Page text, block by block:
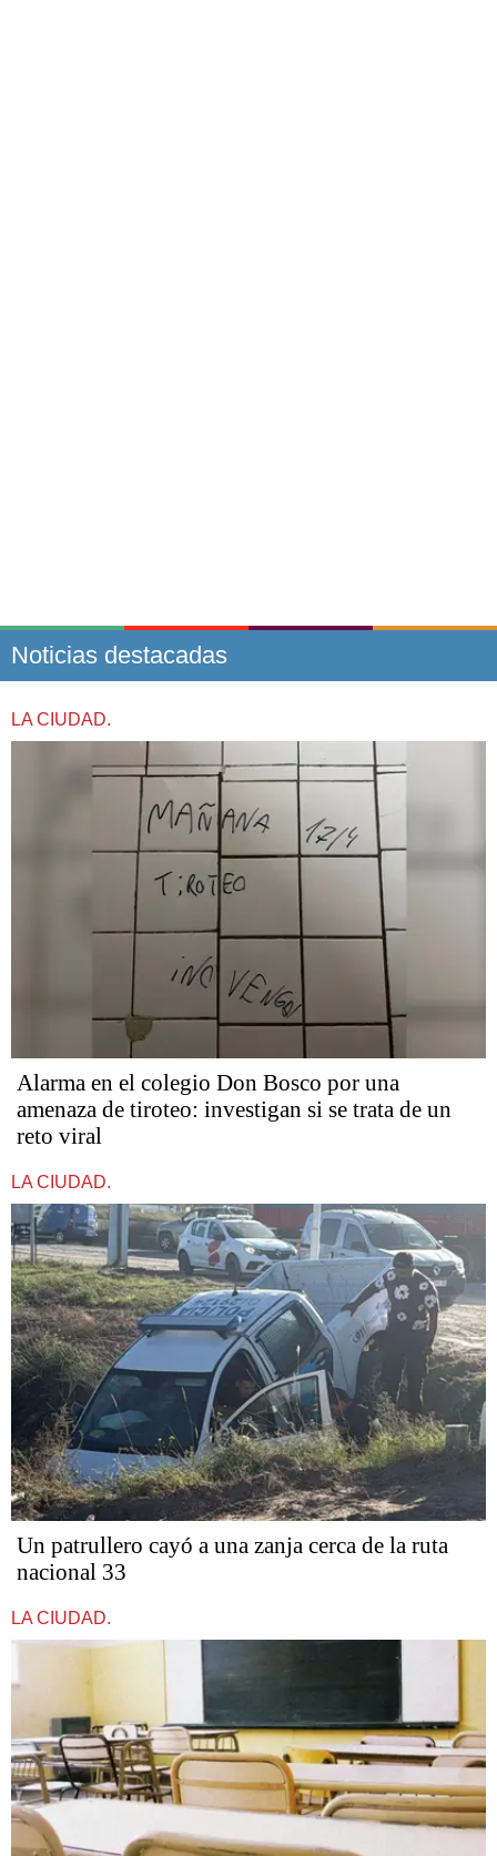
Noticias destacadas
LA CIUDAD.
Alarma en el colegio Don Bosco por una
amenaza de tiroteo: investigan si se trata de un
reto viral
LA CIUDAD.
Un patrullero cayó a una zanja cerca de la ruta
nacional 33
LA CIUDAD.